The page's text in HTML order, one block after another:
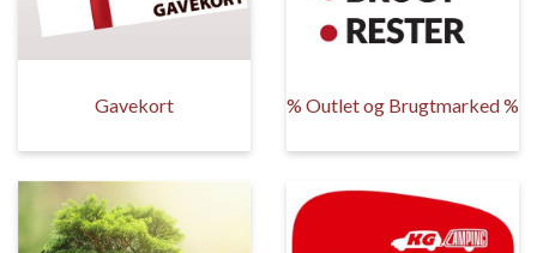
Gavekort % Outlet og Brugtmarked %